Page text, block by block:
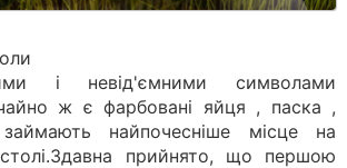
і невід'ємними символами
ж є фарбовані яйця , паска ,
найпочесніше місце на
прийнято, що першою